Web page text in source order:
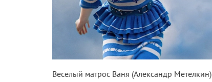
Веселый матрос Ваня (Александр